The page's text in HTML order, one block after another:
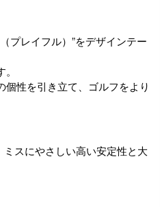
プレイフル）”をデザインテー
性を引き立て、ゴルフをより
スにやさしい高い安定性と大